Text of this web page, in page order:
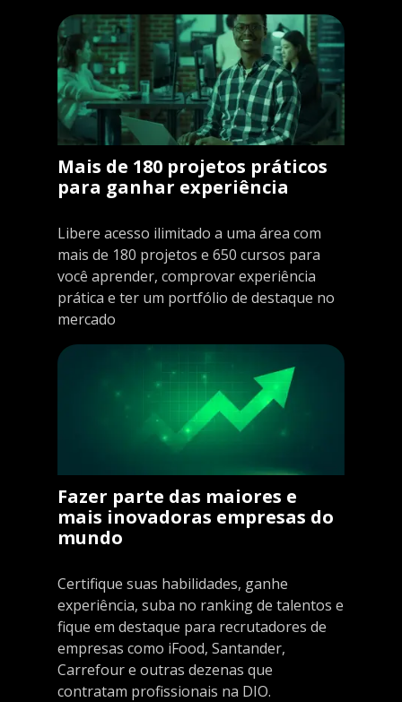
Mais de 180 projetos práticos
para ganhar experiência
Libere acesso ilimitado a uma área com
mais de 180 projetos e 650 cursos para
você aprender, comprovar experiência
prática e ter um portfólio de destaque no
mercado
Fazer parte das maiores e
mais inovadoras empresas do
mundo
Certifique suas habilidades, ganhe
experiência, suba no ranking de talentos e
fique em destaque para recrutadores de
empresas como iFood, Santander,
Carrefour e outras dezenas que
contratam profissionais na DIO.